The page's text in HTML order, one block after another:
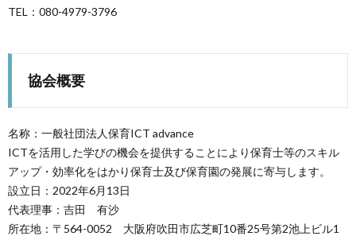
TEL：080-4979-3796
協会概要
名称：一般社団法人保育ICT advance
ICTを活用した学びの機会を提供することにより保育士等のスキル
アップ・効率化をはかり保育士及び保育園の発展に寄与します。
設立日：2022年6月13日
代表理事：吉田 有沙
所在地：〒564-0052 大阪府吹田市広芝町10番25号第2池上ビル1